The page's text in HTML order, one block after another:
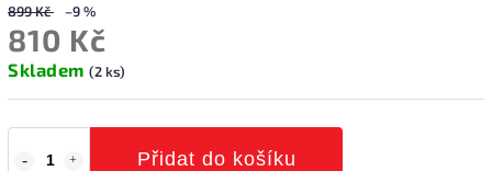
899 Kč –9 %
810 Kč
Skladem (2 ks)
Přidat do košíku